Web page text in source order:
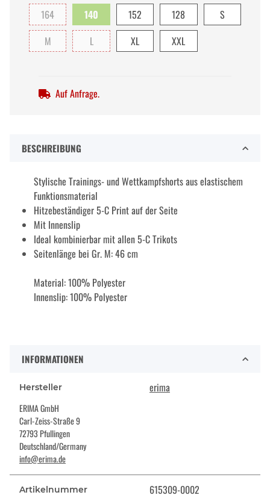
164
140 152 128
S
M
L XL XXL
Auf Anfrage.
BESCHREIBUNG
Stylische Trainings- und Wettkampfshorts aus elastischem
Funktionsmaterial
Hitzebeständiger 5-C Print auf der Seite
Mit Innenslip
Ideal kombinierbar mit allen 5-C Trikots
Seitenlänge bei Gr. M: 46 cm
Material: 100% Polyester
Innenslip: 100% Polyester
INFORMATIONEN
Hersteller erima
ERIMA GmbH
Carl-Zeiss-Straße 9
72793 Pfullingen
Deutschland/Germany
info@erima.de
Artikelnummer 615309-0002